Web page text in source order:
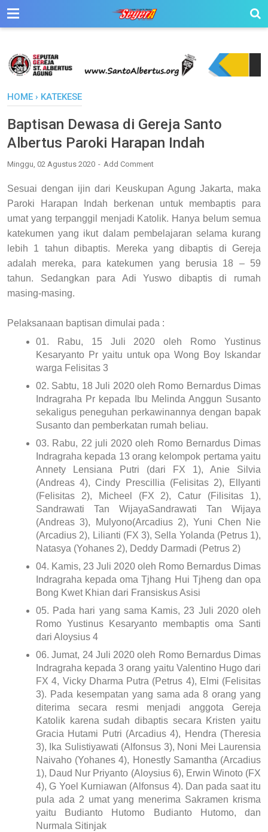
HOME › KATEKESE
Baptisan Dewasa di Gereja Santo
Albertus Paroki Harapan Indah
Minggu, 02 Agustus 2020 Add Comment
Sesuai dengan ijin dari Keuskupan Agung Jakarta, maka
Paroki Harapan Indah berkenan untuk membaptis para
umat yang terpanggil menjadi Katolik. Hanya belum semua
katekumen yang ikut dalam pembelajaran selama kurang
lebih 1 tahun dibaptis. Mereka yang dibaptis di Gereja
adalah mereka, para katekumen yang berusia 18 – 59
tahun. Sedangkan para Adi Yuswo dibaptis di rumah
masing-masing.
Pelaksanaan baptisan dimulai pada :
01.
Rabu, 15 Juli 2020 oleh Romo Yustinus
Kesaryanto Pr yaitu untuk opa Wong Boy Iskandar
warga Felisitas 3
02. Sabtu, 18 Juli 2020 oleh Romo Bernardus Dimas
Indragraha Pr kepada Ibu Melinda Anggun Susanto
sekaligus peneguhan perkawinannya dengan bapak
Susanto dan pemberkatan rumah beliau.
03. Rabu, 22 juli 2020 oleh Romo Bernardus Dimas
Indragraha kepada 13 orang kelompok pertama yaitu
Annety Lensiana Putri (dari FX 1), Anie Silvia
(Andreas 4), Cindy Prescillia (Felisitas 2), Ellyanti
(Felisitas 2), Micheel (FX 2), Catur (Filisitas 1),
Sandrawati Tan WijayaSandrawati Tan Wijaya
(Andreas 3), Mulyono(Arcadius 2), Yuni Chen Nie
(Arcadius 2), Lilianti (FX 3), Sella Yolanda (Petrus 1),
Natasya (Yohanes 2), Deddy Darmadi (Petrus 2)
04. Kamis, 23 Juli 2020 oleh Romo Bernardus Dimas
Indragraha kepada oma Tjhang Hui Tjheng dan opa
Bong Kwet Khian dari Fransiskus Asisi
05. Pada hari yang sama Kamis, 23 Juli 2020 oleh
Romo Yustinus Kesaryanto membaptis oma Santi
dari Aloysius 4
06. Jumat, 24 Juli 2020 oleh Romo Bernardus Dimas
Indragraha kepada 3 orang yaitu Valentino Hugo dari
FX 4, Vicky Dharma Putra (Petrus 4), Elmi (Felisitas
3). Pada kesempatan yang sama ada 8 orang yang
diterima secara resmi menjadi anggota Gereja
Katolik karena sudah dibaptis secara Kristen yaitu
Gracia Hutami Putri (Arcadius 4), Hendra (Theresia
3), Ika Sulistiyawati (Alfonsus 3), Noni Mei Laurensia
Naivaho (Yohanes 4), Honestly Samantha (Arcadius
1), Daud Nur Priyanto (Aloysius 6), Erwin Winoto (FX
4), G Yoel Kurniawan (Alfonsus 4). Dan pada saat itu
pula ada 2 umat yang menerima Sakramen krisma
yaitu Budianto Hutomo Budianto Hutomo, dan
Nurmala Sitinjak